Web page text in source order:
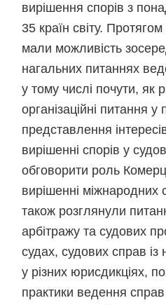
вирішення спорів з
35 країн світу.
мали можливість
нагальних питаннях
у тому числі почути, як
організаційні питання у
представлення
вирішенні спорів у
обговорити роль
вирішенні міжнародних
також розглянули
арбітражу та судових
судах, судових справ із
у різних юрисдикціях,
практики ведення